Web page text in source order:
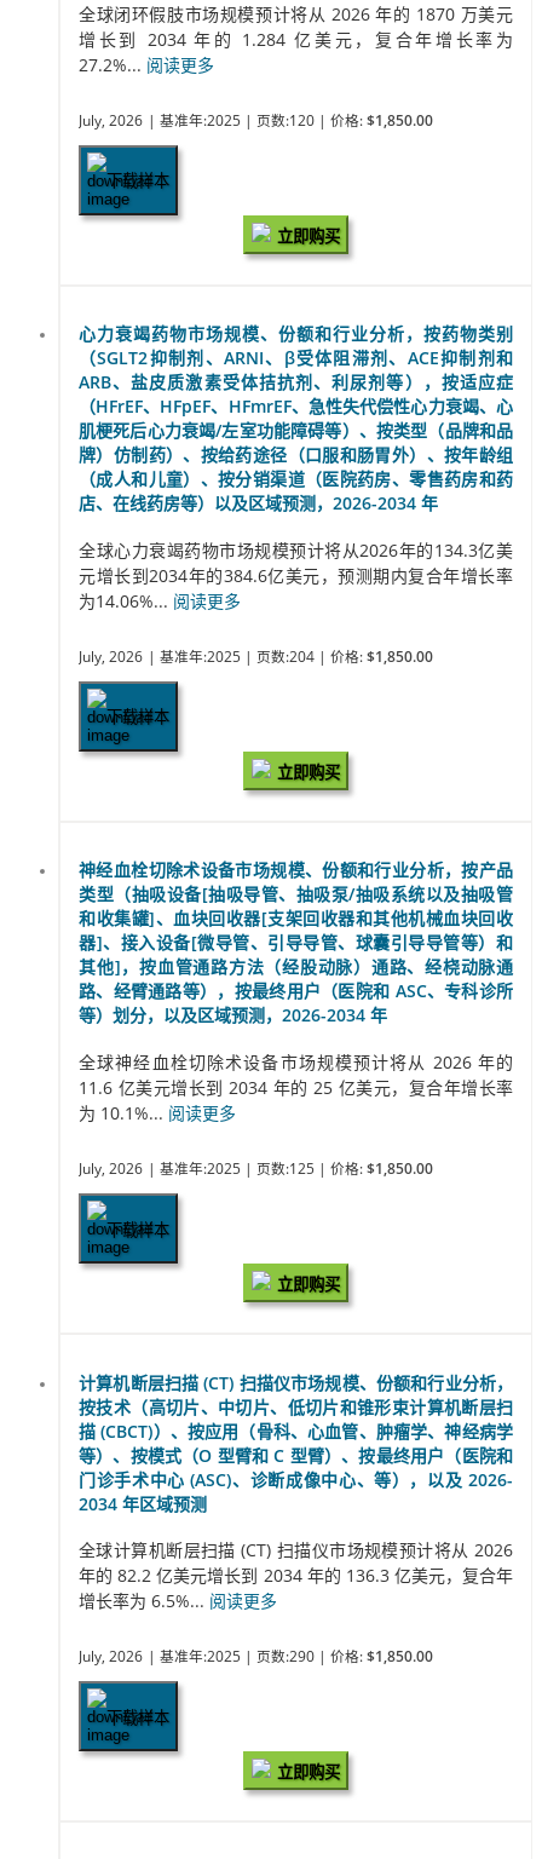
全球闭环假肢市场规模预计将从 2026 年的 1870 万美元
增长到 2034 年的 1.284 亿美元，复合年增长率为
27.2%... 阅读更多
July, 2026 | 基准年:2025 | 页数:120 | 价格: $1,850.00
下载样本
立即购买
心力衰竭药物市场规模、份额和行业分析，按药物类别
（SGLT2抑制剂、ARNI、β受体阻滞剂、ACE抑制剂和
ARB、盐皮质激素受体拮抗剂、利尿剂等），按适应症
（HFrEF、HFpEF、HFmrEF、急性失代偿性心力衰竭、心
肌梗死后心力衰竭/左室功能障碍等）、按类型（品牌和品
牌）仿制药）、按给药途径（口服和肠胃外）、按年龄组
（成人和儿童）、按分销渠道（医院药房、零售药房和药
店、在线药房等）以及区域预测，2026-2034 年
全球心力衰竭药物市场规模预计将从2026年的134.3亿美
元增长到2034年的384.6亿美元，预测期内复合年增长率
为14.06%... 阅读更多
July, 2026 | 基准年:2025 | 页数:204 | 价格: $1,850.00
下载样本
立即购买
神经血栓切除术设备市场规模、份额和行业分析，按产品
类型（抽吸设备[抽吸导管、抽吸泵/抽吸系统以及抽吸管
和收集罐]、血块回收器[支架回收器和其他机械血块回收
器]、接入设备[微导管、引导导管、球囊引导导管等）和
其他]，按血管通路方法（经股动脉）通路、经桡动脉通
路、经臂通路等），按最终用户（医院和 ASC、专科诊所
等）划分，以及区域预测，2026-2034 年
全球神经血栓切除术设备市场规模预计将从 2026 年的
11.6 亿美元增长到 2034 年的 25 亿美元，复合年增长率
为 10.1%... 阅读更多
July, 2026 | 基准年:2025 | 页数:125 | 价格: $1,850.00
下载样本
立即购买
计算机断层扫描 (CT) 扫描仪市场规模、份额和行业分析，
按技术（高切片、中切片、低切片和锥形束计算机断层扫
描 (CBCT)）、按应用（骨科、心血管、肿瘤学、神经病学
等）、按模式（O 型臂和 C 型臂）、按最终用户（医院和
门诊手术中心 (ASC)、诊断成像中心、等），以及 2026-
2034 年区域预测
全球计算机断层扫描 (CT) 扫描仪市场规模预计将从 2026
年的 82.2 亿美元增长到 2034 年的 136.3 亿美元，复合年
增长率为 6.5%... 阅读更多
July, 2026 | 基准年:2025 | 页数:290 | 价格: $1,850.00
下载样本
立即购买